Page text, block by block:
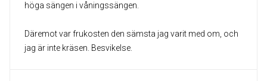
höga sängen i våningssängen.
Däremot var frukosten den sämsta jag varit med om, och
jag är inte kräsen. Besvikelse.